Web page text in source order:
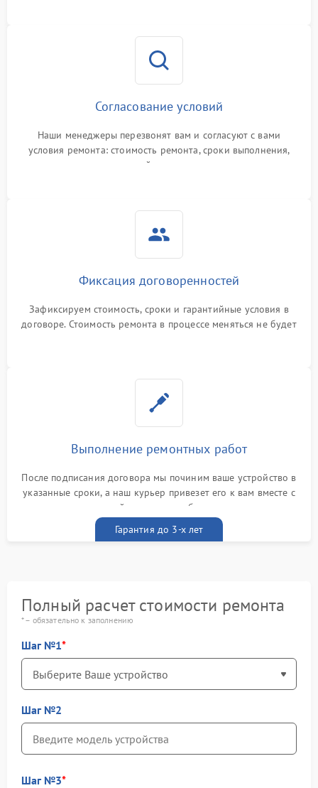
Согласование условий
Наши менеджеры перезвонят вам и согласуют с вами
условия ремонта: стоимость ремонта, сроки выполнения,
гарантийные условия
Фиксация договоренностей
Зафиксируем стоимость, сроки и гарантийные условия в
договоре. Стоимость ремонта в процессе меняться не будет
Выполнение ремонтных работ
После подписания договора мы починим ваше устройство в
указанные сроки, а наш курьер привезет его к вам вместе с
гарантийным талоном бесплатно
Гарантия до 3-х лет
Полный расчет стоимости ремонта
* – обязательно к заполнению
Шаг №1
Шаг №2
Шаг №3